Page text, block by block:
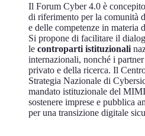
Il Forum Cyber 4.0 è
di riferimento per la comunità
e delle competenze in materia
Si propone di facilitare il
le controparti istituzionali
internazionali, nonché i
privato e della ricerca. Il
Strategia Nazionale di
mandato istituzionale del
sostenere imprese e pubblica
per una transizione digitale